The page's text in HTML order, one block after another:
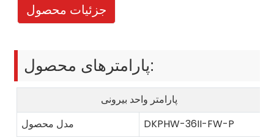
جزئیات محصول
پارامترهای محصول:
پارامتر واحد بیرونی
مدل محصول
DKPHW-36II-FW-P